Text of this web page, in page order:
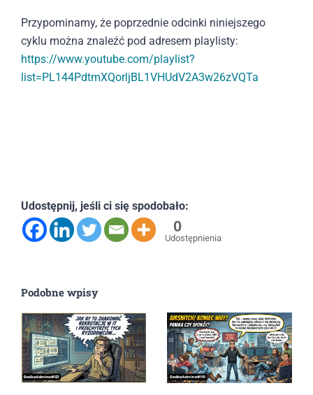
Przypominamy, że poprzednie odcinki niniejszego
cyklu można znaleźć pod adresem playlisty:
https://www.youtube.com/playlist?
list=PL144PdtmXQorljBL1VHUdV2A3w26zVQTa
Udostępnij, jeśli ci się spodobało:
0
Udostępnienia
Podobne wpisy